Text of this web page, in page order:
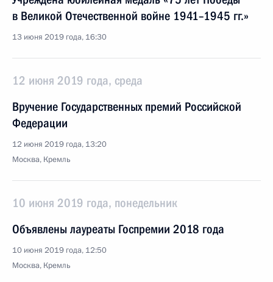
в Великой Отечественной войне 1941–1945 гг.»
13 июня 2019 года, 16:30
12 июня 2019 года, среда
Вручение Государственных премий Российской
Федерации
12 июня 2019 года, 13:20
Москва, Кремль
10 июня 2019 года, понедельник
Объявлены лауреаты Госпремии 2018 года
10 июня 2019 года, 12:50
Москва, Кремль